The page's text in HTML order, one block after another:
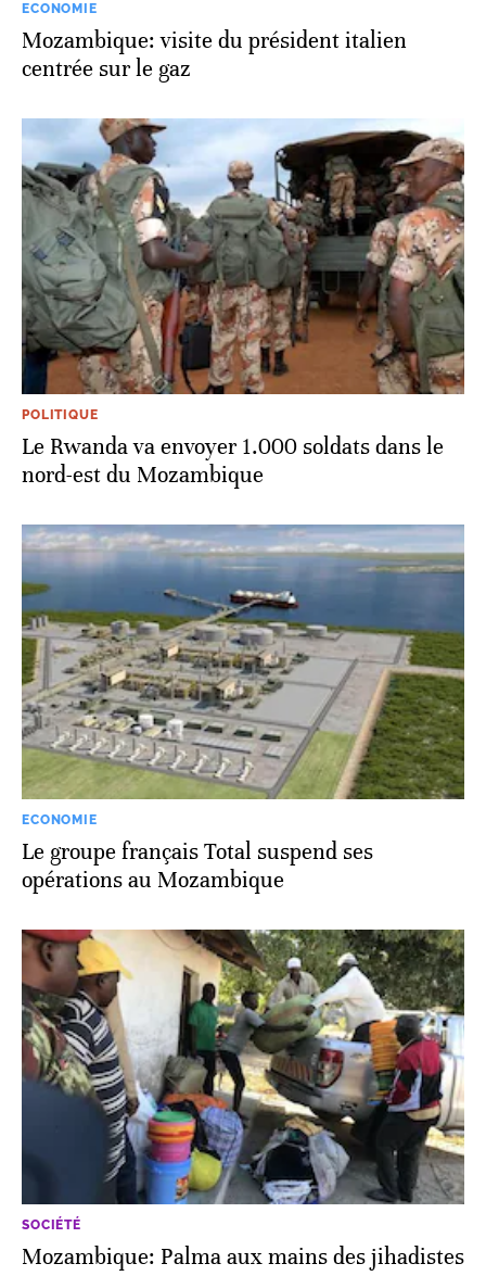
ECONOMIE
Mozambique: visite du président italien
centrée sur le gaz
POLITIQUE
Le Rwanda va envoyer 1.000 soldats dans le
nord-est du Mozambique
ECONOMIE
Le groupe français Total suspend ses
opérations au Mozambique
SOCIÉTÉ
Mozambique: Palma aux mains des jihadistes